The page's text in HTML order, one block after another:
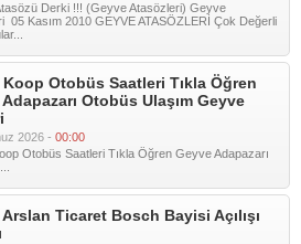
Derki !!! (Geyve Atasözleri) Geyve
05 Kasım 2010 GEYVE ATASÖZLERİ Çok Değerli
Otobüs Saatleri Tıkla Öğren
Otobüs Ulaşım Geyve
2026 - 00:00
Otobüs Saatleri Tıkla Öğren Geyve Adapazarı
Ticaret Bosch Bayisi Açılışı